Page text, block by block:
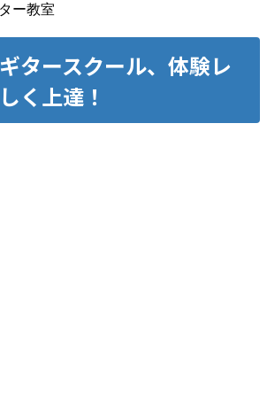
ー教室
タースクール、体験レ
く上達！